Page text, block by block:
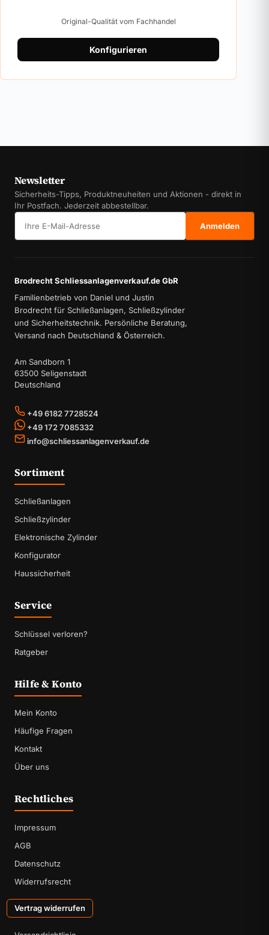
Original-Qualität vom Fachhandel
Konfigurieren
Newsletter
Sicherheits-Tipps, Produktneuheiten und Aktionen - direkt in
Ihr Postfach. Jederzeit abbestellbar.
Anmelden
Brodrecht Schliessanlagenverkauf.de GbR
Familienbetrieb von Daniel und Justin
Brodrecht für Schließanlagen, Schließzylinder
und Sicherheitstechnik. Persönliche Beratung,
Versand nach Deutschland & Österreich.
Am Sandborn 1
63500 Seligenstadt
Deutschland
+49 6182 7728524
+49 172 7085332
info@schliessanlagenverkauf.de
Sortiment
Schließanlagen
Schließzylinder
Elektronische Zylinder
Konfigurator
Haussicherheit
Service
Schlüssel verloren?
Ratgeber
Hilfe & Konto
Mein Konto
Häufige Fragen
Kontakt
Über uns
Rechtliches
Impressum
AGB
Datenschutz
Widerrufsrecht
Vertrag widerrufen